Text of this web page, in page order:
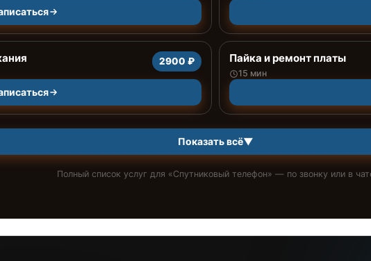
2900 ₽ Пайка и ремонт платы
15 мин
Показать всё▼
Полный список услуг для «Спутниковый телефон» — по звонку или в